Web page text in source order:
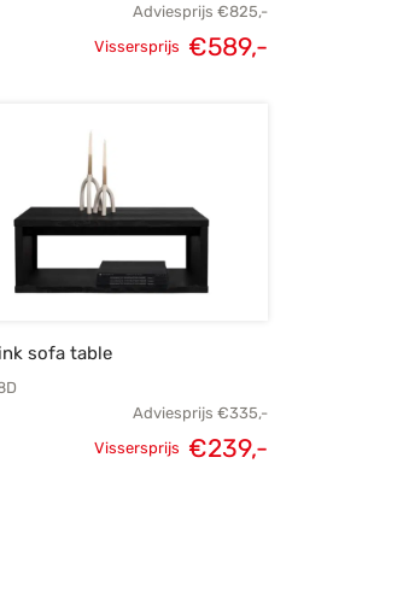
Adviesprijs €825,-
Vissersprijs €589,-
sofa table
Adviesprijs €335,-
Vissersprijs €239,-